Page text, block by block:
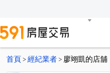
首頁 > 經紀業者 > 廖翊凱的店舖